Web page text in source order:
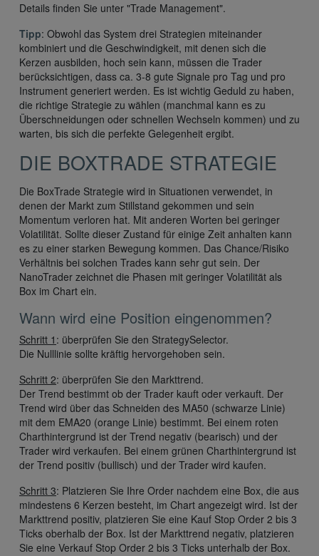
Details finden Sie unter "Trade Management".
Tipp: Obwohl das System drei Strategien miteinander
kombiniert und die Geschwindigkeit, mit denen sich die
Kerzen ausbilden, hoch sein kann, müssen die Trader
berücksichtigen, dass ca. 3-8 gute Signale pro Tag und pro
Instrument generiert werden. Es ist wichtig Geduld zu haben,
die richtige Strategie zu wählen (manchmal kann es zu
Überschneidungen oder schnellen Wechseln kommen) und zu
warten, bis sich die perfekte Gelegenheit ergibt.
DIE BOXTRADE STRATEGIE
Die BoxTrade Strategie wird in Situationen verwendet, in
denen der Markt zum Stillstand gekommen und sein
Momentum verloren hat. Mit anderen Worten bei geringer
Volatilität. Sollte dieser Zustand für einige Zeit anhalten kann
es zu einer starken Bewegung kommen. Das Chance/Risiko
Verhältnis bei solchen Trades kann sehr gut sein. Der
NanoTrader zeichnet die Phasen mit geringer Volatilität als
Box im Chart ein.
Wann wird eine Position eingenommen?
Schritt 1 : überprüfen Sie den StrategySelector.
Die Nulllinie sollte kräftig hervorgehoben sein.
Schritt 2: überprüfen Sie den Markttrend.
Der Trend bestimmt ob der Trader kauft oder verkauft. Der
Trend wird über das Schneiden des MA50 (schwarze Linie)
mit dem EMA20 (orange Linie) bestimmt. Bei einem roten
Charthintergrund ist der Trend negativ (bearisch) und der
Trader wird verkaufen. Bei einem grünen Charthintergrund ist
der Trend positiv (bullisch) und der Trader wird kaufen.
Schritt 3: Platzieren Sie Ihre Order nachdem eine Box, die aus
mindestens 6 Kerzen besteht, im Chart angezeigt wird. Ist der
Markttrend positiv, platzieren Sie eine Kauf Stop Order 2 bis 3
Ticks oberhalb der Box. Ist der Markttrend negativ, platzieren
Sie eine Verkauf Stop Order 2 bis 3 Ticks unterhalb der Box.